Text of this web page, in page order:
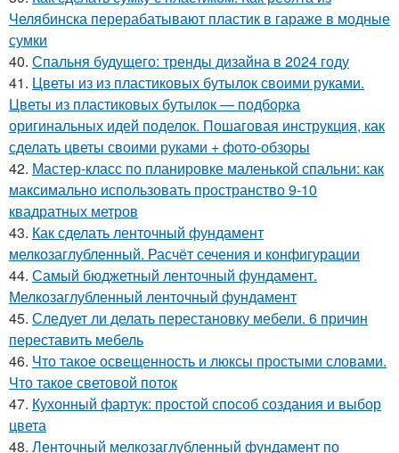
Челябинска перерабатывают пластик в гараже в модные
сумки
40. Спальня будущего: тренды дизайна в 2024 году
41. Цветы из из пластиковых бутылок своими руками.
Цветы из пластиковых бутылок — подборка
оригинальных идей поделок. Пошаговая инструкция, как
сделать цветы своими руками + фото-обзоры
42. Мастер-класс по планировке маленькой спальни: как
максимально использовать пространство 9-10
квадратных метров
43. Как сделать ленточный фундамент
мелкозаглубленный. Расчёт сечения и конфигурации
44. Самый бюджетный ленточный фундамент.
Мелкозаглубленный ленточный фундамент
45. Следует ли делать перестановку мебели. 6 причин
переставить мебель
46. Что такое освещенность и люксы простыми словами.
Что такое световой поток
47. Кухонный фартук: простой способ создания и выбор
цвета
48. Ленточный мелкозаглубленный фундамент по